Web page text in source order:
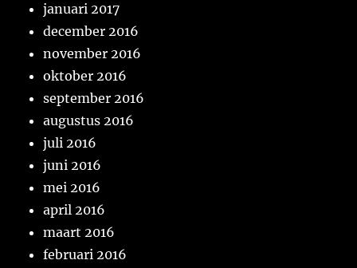
januari 2017
december 2016
november 2016
oktober 2016
september 2016
augustus 2016
juli 2016
juni 2016
mei 2016
april 2016
maart 2016
februari 2016